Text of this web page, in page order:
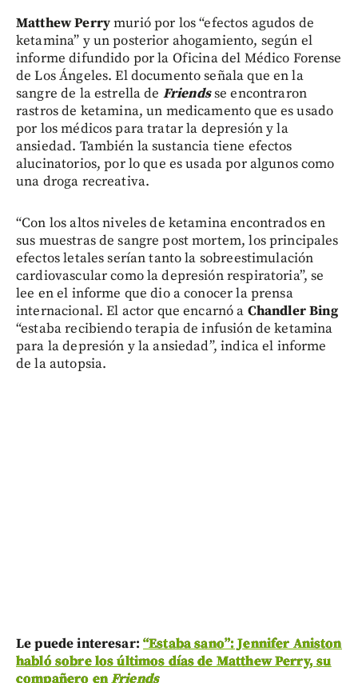
Matthew Perrymurió por los “efectos agudos de
ketamina” y un posterior ahogamiento, según el
informe difundido por la Oficina del Médico Forense
de Los Ángeles. El documento señala que en la
sangre de la estrella de Friendsse encontraron
rastros de ketamina, un medicamento que es usado
por los médicos para tratar la depresión y la
ansiedad. También la sustancia tiene efectos
alucinatorios, por lo que es usada por algunos como
una droga recreativa.
“Con los altos niveles de ketamina encontrados en
sus muestras de sangre post mortem, los principales
efectos letales serían tanto la sobreestimulación
cardiovascular como la depresión respiratoria”, se
lee en el informe que dio a conocer la prensa
internacional. El actor que encarnó a Chandler Bing
“estaba recibiendo terapia de infusión de ketamina
para la depresión y la ansiedad”, indica el informe
de la autopsia.
Le puede interesar: “Estaba sano”: Jennifer Aniston
habló sobre los últimos días de Matthew Perry, su
compañero enFriends